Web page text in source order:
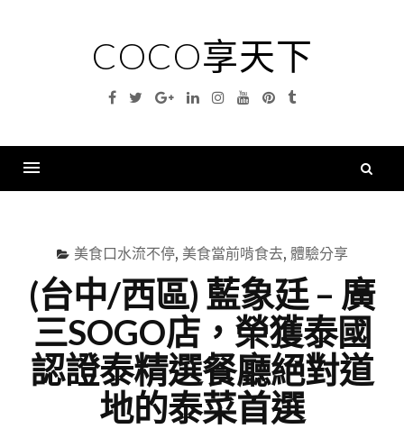
COCO享天下
Facebook
TwitterGoogleLinkedinInstagramYouTubePinterest
Tumblr
美食口水流不停, 美食當前啃食去, 體驗分享
(台中/西區) 藍象廷 – 廣
三SOGO店，榮獲泰國
認證泰精選餐廳絕對道
地的泰菜首選